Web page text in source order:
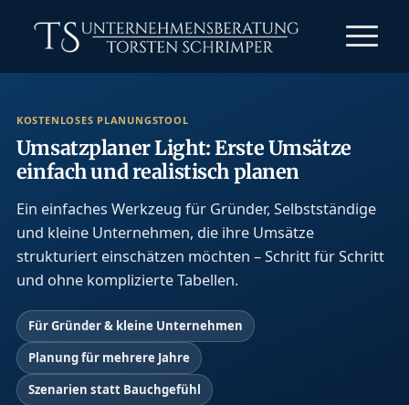
KOSTENLOSES PLANUNGSTOOL
Umsatzplaner Light: Erste Umsätze
einfach und realistisch planen
Ein einfaches Werkzeug für Gründer, Selbstständige
und kleine Unternehmen, die ihre Umsätze
strukturiert einschätzen möchten – Schritt für Schritt
und ohne komplizierte Tabellen.
Für Gründer & kleine Unternehmen
Planung für mehrere Jahre
Szenarien statt Bauchgefühl